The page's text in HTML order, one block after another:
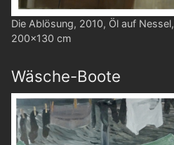
Die Ablösung, 2010, Öl auf Nessel,
200x130 cm
Wäsche-Boote